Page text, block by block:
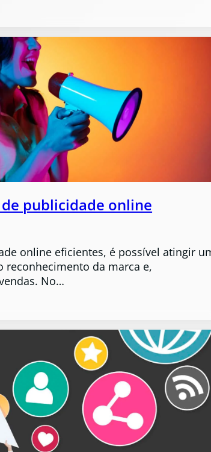
publicidade online
online eficientes, é possível atingir
da marca e,
No…